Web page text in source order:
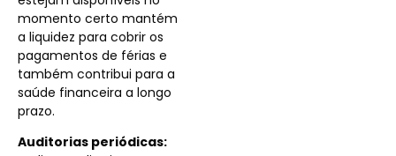
momento certo mantém
a liquidez para cobrir os
pagamentos de férias e
também contribui para a
saúde financeira a longo
prazo.
Auditorias periódicas: